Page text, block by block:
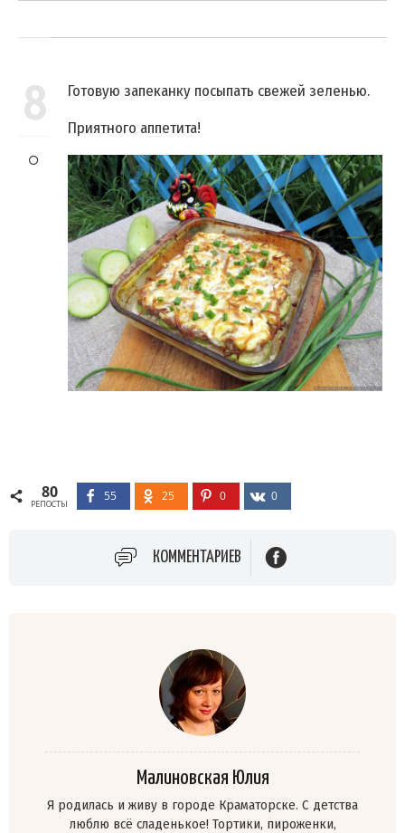
8
Готовую запеканку посыпать свежей зеленью.
Приятного аппетита!
80
РЕПОСТЫ
55 25 0 0
КОММЕНТАРИЕВ
Малиновская Юлия
Я родилась и живу в городе Краматорске. C детства
люблю всё сладенькое! Тортики, пироженки,